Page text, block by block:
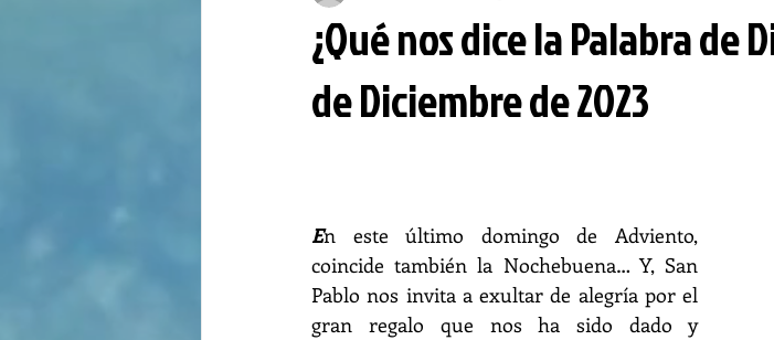
¿Qué nos dice la Palabra de
de Diciembre de 2023
En este último domingo de Adviento,
coincide también la Nochebuena… Y, San
Pablo nos invita a exultar de alegría por el
gran regalo que nos ha sido dado y